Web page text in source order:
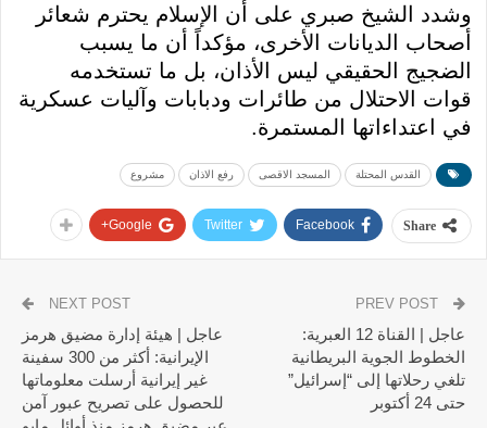
وشدد الشيخ صبري على أن الإسلام يحترم شعائر
أصحاب الديانات الأخرى، مؤكداً أن ما يسبب
الضجيج الحقيقي ليس الأذان، بل ما تستخدمه
قوات الاحتلال من طائرات ودبابات وآليات عسكرية
في اعتداءاتها المستمرة.
القدس المحتلة المسجد الاقصى رفع الاذان مشروع
Share
Facebook
Twitter
Google+
عاجل | القناة 12 العبرية:
الخطوط الجوية البريطانية
تلغي رحلاتها إلى “إسرائيل”
حتى 24 أكتوبر
NEXT POST
عاجل | هيئة إدارة مضيق هرمز
الإيرانية: أكثر من 300 سفينة
غير إيرانية أرسلت معلوماتها
للحصول على تصريح عبور آمن